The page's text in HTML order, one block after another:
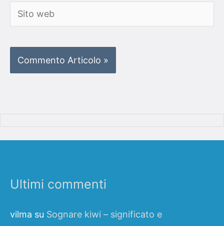
Sito
web
Ultimi commenti
vilma su Sognare kiwi – significato e